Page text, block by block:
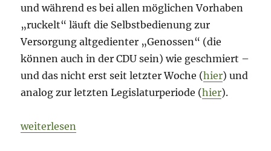
und während es bei allen möglichen Vorhaben
„ruckelt“ läuft die Selbstbedienung zur
Versorgung altgedienter „Genossen“ (die
können auch in der CDU sein) wie geschmiert –
und das nicht erst seit letzter Woche (hier) und
analog zur letzten Legislaturperiode (hier).
„Morning Briefing – 6. Mai 2021 – Operation
weiterlesen